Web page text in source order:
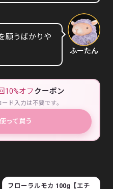
願うばかりや
ふーたん
10%オフクーポン
ド入力は不要です。
って買う
フローラルモカ 100g【エチ